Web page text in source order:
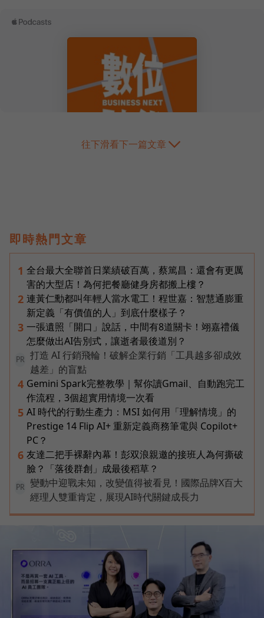
往下滑看下一篇文章
即時熱門文章
1 全台最大全聯首日業績破百萬，蔡篤昌：還會有更厲
害的大型店！為何把餐廳健身房都搬上樓？
2 連黃仁勳都叫年輕人當水電工！程世嘉：智慧通膨重
新定義「有價值的人」到底什麼樣子？
3 一張遺照「開口」說話，中間有8道關卡！翊嘉禮儀
怎麼做出AI告別式，讓逝者最後道別？
PR
打造 AI 行銷飛輪！破解企業行銷「工具越多卻成效
越差」的盲點
4 Gemini Spark完整教學｜幫你讀Gmail、自動跑完工
作流程，3個超實用情境一次看
5 AI 時代的行動生產力：MSI 如何用「理解情境」的
Prestige 14 Flip AI+ 重新定義商務筆電與 Copilot+
PC？
6 友達二把手裸辭內幕！彭双浪親邀的接班人為何撕破
臉？「落後群創」成最後稻草？
PR
變動中迎戰未知，改變值得被看見！國際品牌X百大
經理人雙重肯定，展現AI時代關鍵成長力